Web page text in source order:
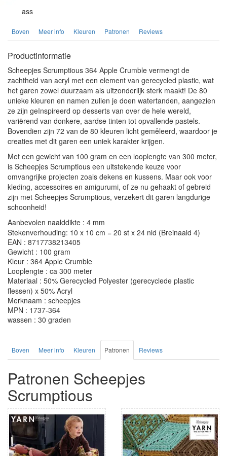
ass
Boven Meer info Kleuren Patronen Reviews
Productinformatie
Scheepjes Scrumptious 364 Apple Crumble vermengt de
zachtheid van acryl met een element van gerecycled plastic, wat
het garen zowel duurzaam als uitzonderlijk sterk maakt! De 80
unieke kleuren en namen zullen je doen watertanden, aangezien
ze zijn geïnspireerd op desserts van over de hele wereld,
variërend van donkere, aardse tinten tot opvallende pastels.
Bovendien zijn 72 van de 80 kleuren licht gemêleerd, waardoor je
creaties met dit garen een uniek karakter krijgen.
Met een gewicht van 100 gram en een looplengte van 300 meter,
is Scheepjes Scrumptious een uitstekende keuze voor
omvangrijke projecten zoals dekens en kussens. Maar ook voor
kleding, accessoires en amigurumi, of ze nu gehaakt of gebreid
zijn met Scheepjes Scrumptious, verzekert dit garen langdurige
schoonheid!
Aanbevolen naalddikte : 4 mm
Stekenverhouding: 10 x 10 cm = 20 st x 24 nld (Breinaald 4)
EAN : 8717738213405
Gewicht : 100 gram
Kleur : 364 Apple Crumble
Looplengte : ca 300 meter
Materiaal : 50% Gerecycled Polyester (gerecyclede plastic
flessen) x 50% Acryl
Merknaam : scheepjes
MPN : 1737-364
wassen : 30 graden
Boven Meer info Kleuren Patronen Reviews
Patronen Scheepjes
Scrumptious